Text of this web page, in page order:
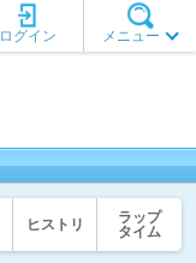
メニュー
ログイン
ヒストリ
ラップ
タイム